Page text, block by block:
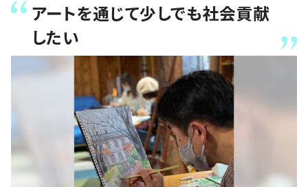
アートを通じて少しでも社会貢献
したい